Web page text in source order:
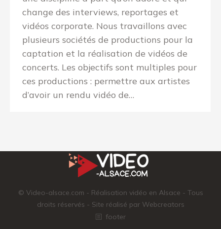
change des interviews, reportages et
vidéos corporate. Nous travaillons avec
plusieurs sociétés de productions pour la
captation et la réalisation de vidéos de
concerts. Les objectifs sont multiples pour
ces productions : permettre aux artistes
d’avoir un rendu vidéo de…
© Video-alsace.com - Réalisation vidéo en Alsace - Tous
droits réservés - Site réalisé par Webcreators
footer